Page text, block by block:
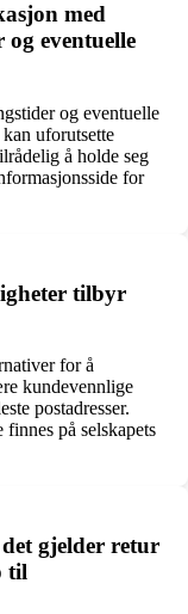
med
og eventuelle
og eventuelle
uforutsette
å holde seg
for
tilbyr
for å
kundevennlige
postadresser.
på selskapets
gjelder retur
til